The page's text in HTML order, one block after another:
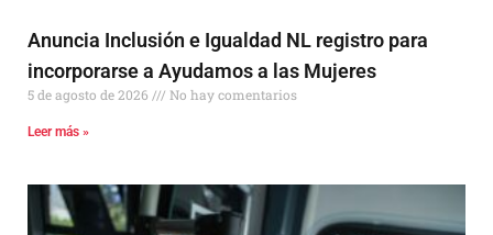
Anuncia Inclusión e Igualdad NL registro para
incorporarse a Ayudamos a las Mujeres
5 de agosto de 2026 No hay comentarios
Leer más »